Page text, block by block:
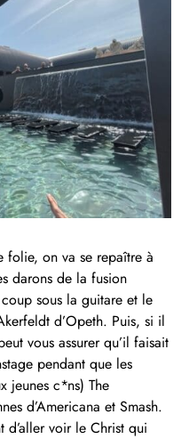
folie, on va se repaître à
darons de la fusion
sous la guitare et le
d’Opeth. Puis, si il
vous assurer qu’il faisait
pendant que les
jeunes c*ns) The
d’Americana et Smash.
d’aller voir le Christ qui